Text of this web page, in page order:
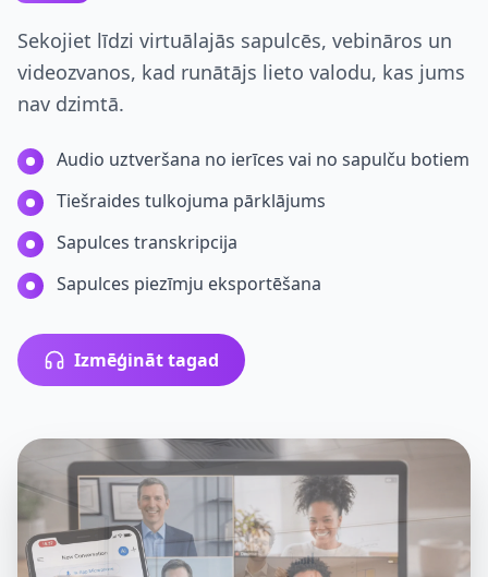
Sekojiet līdzi virtuālajās sapulcēs, vebināros un
videozvanos, kad runātājs lieto valodu, kas jums
nav dzimtā.
Audio uztveršana no ierīces vai no sapulču botiem
Tiešraides tulkojuma pārklājums
Sapulces transkripcija
Sapulces piezīmju eksportēšana
Izmēģināt tagad